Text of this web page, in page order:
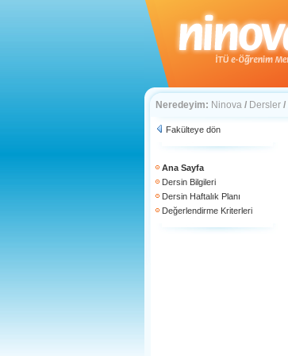
Neredeyim: Ninova / Dersler /
Fakülteye dön
Ana Sayfa
Dersin Bilgileri
Dersin Haftalık Planı
Değerlendirme Kriterleri